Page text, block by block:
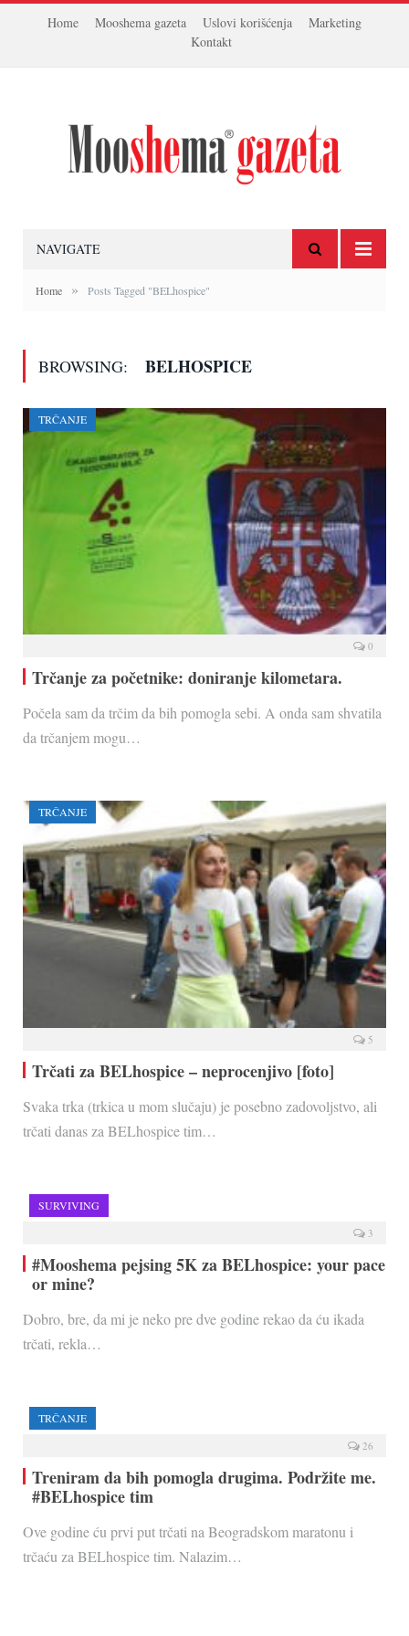
Home Mooshema gazeta Uslovi korišćenja
Marketing
Kontakt
NAVIGATE
Home » Posts Tagged "BELhospice"
BROWSING: BELHOSPICE
TRČANJE
0
Trčanje za početnike: doniranje kilometara.
Počela sam da trčim da bih pomogla sebi. A onda sam shvatila
da trčanjem mogu…
TRČANJE
5
Trčati za BELhospice – neprocenjivo [foto]
Svaka trka (trkica u mom slučaju) je posebno zadovoljstvo, ali
trčati danas za BELhospice tim…
SURVIVING
3
#Mooshema pejsing 5K za BELhospice: your pace
or mine?
Dobro, bre, da mi je neko pre dve godine rekao da ću ikada
trčati, rekla…
TRČANJE
26
Treniram da bih pomogla drugima. Podržite me.
#BELhospice tim
Ove godine ću prvi put trčati na Beogradskom maratonu i
trčaću za BELhospice tim. Nalazim…